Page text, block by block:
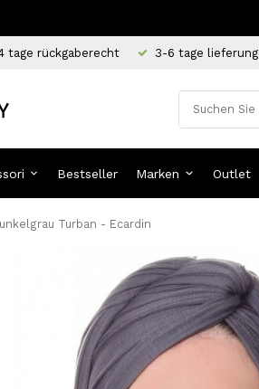
tage rückgaberecht 3-6 tage lieferung
Bestseller Marken Outlet
Turban - Ecardin